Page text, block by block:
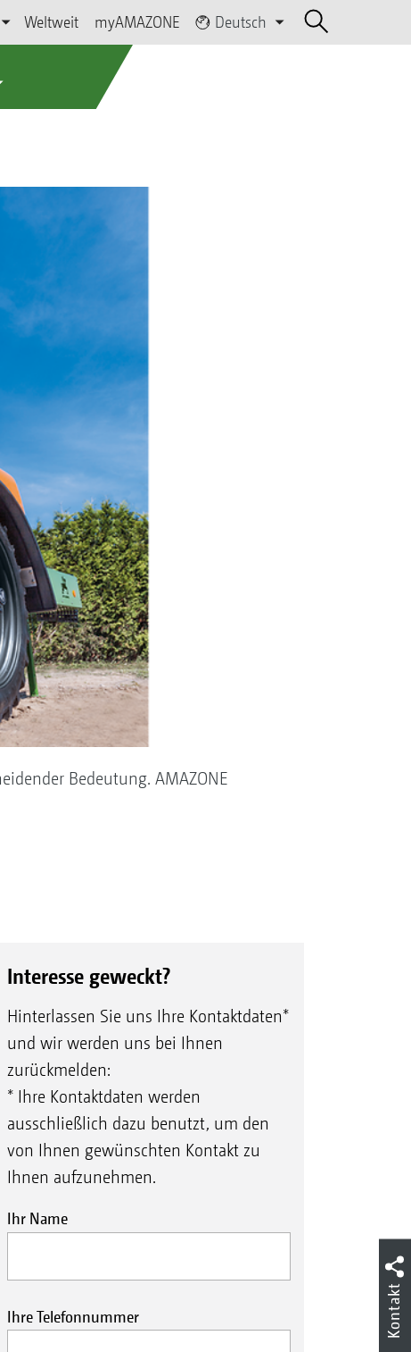
Weltweit myAMAZONE Deutsch
Bedeutung. AMAZONE
Interesse geweckt?
Hinterlassen Sie uns Ihre Kontaktdaten*
und wir werden uns bei Ihnen
zurückmelden:
* Ihre Kontaktdaten werden
ausschließlich dazu benutzt, um den
von Ihnen gewünschten Kontakt zu
Ihnen aufzunehmen.
Ihr Name
Ihre Telefonnummer Kontakt